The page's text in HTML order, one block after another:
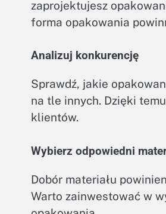
zaprojektujesz
forma opakowania
Analizuj konkurencję
Sprawdź, jakie
na tle innych. Dzięki
klientów.
Wybierz odpowiedni
Dobór materiału
Warto zainwestować w